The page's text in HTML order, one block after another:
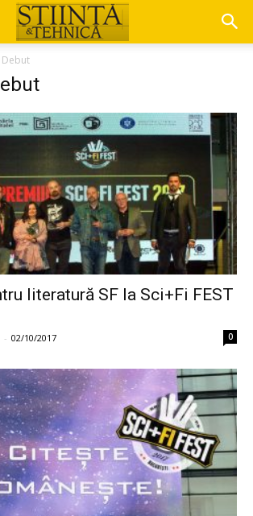
Debut
literatură SF la Sci+Fi FEST
- 02/10/2017 0